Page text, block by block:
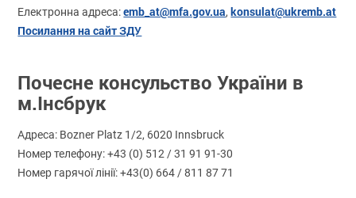
Електронна адреса:emb_at@mfa.gov.ua, konsulat@ukremb.at
Посилання на сайт ЗДУ
Почесне консульство України в
м.Інсбрук
Адреса: Bozner Platz 1/2, 6020 Innsbruck
Номер телефону: +43 (0) 512 / 31 91 91-30
Номер гарячої лінії: +43(0) 664 / 811 87 71